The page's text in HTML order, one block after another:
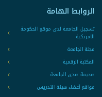
الروابط الهامة
تسجيل الجامعة لدى موقع الحكومة
الامريكية
مجلة الجامعة
المكتبة الرقمية
صحيفة صدى الجامعة
مواقع أعضاء هيئة التدريس